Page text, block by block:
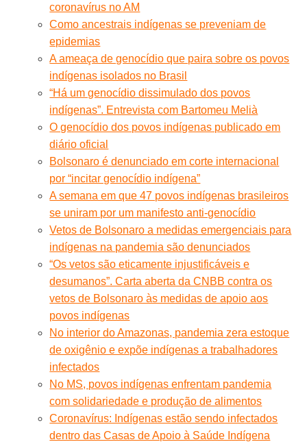
coronavírus no AM
Como ancestrais indígenas se preveniam de
epidemias
A ameaça de genocídio que paira sobre os povos
indígenas isolados no Brasil
“Há um genocídio dissimulado dos povos
indígenas”. Entrevista com Bartomeu Melià
O genocídio dos povos indígenas publicado em
diário oficial
Bolsonaro é denunciado em corte internacional
por “incitar genocídio indígena”
A semana em que 47 povos indígenas brasileiros
se uniram por um manifesto anti-genocídio
Vetos de Bolsonaro a medidas emergenciais para
indígenas na pandemia são denunciados
“Os vetos são eticamente injustificáveis e
desumanos”. Carta aberta da CNBB contra os
vetos de Bolsonaro às medidas de apoio aos
povos indígenas
No interior do Amazonas, pandemia zera estoque
de oxigênio e expõe indígenas a trabalhadores
infectados
No MS, povos indígenas enfrentam pandemia
com solidariedade e produção de alimentos
Coronavírus: Indígenas estão sendo infectados
dentro das Casas de Apoio à Saúde Indígena